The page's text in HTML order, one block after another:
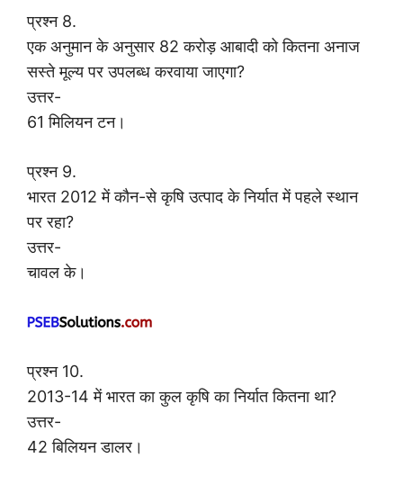
प्रश्न 8.
एक अनुमान के अनुसार 82 करोड़ आबादी को कितना अनाज
सस्ते मूल्य पर उपलब्ध करवाया जाएगा?
उत्तर-
61 मिलियन टन।
प्रश्न 9.
भारत 2012 में कौन-से कृषि उत्पाद के निर्यात में पहले स्थान
पर रहा?
उत्तर-
चावल के।
प्रश्न 10.
2013-14 में भारत का कुल कृषि का निर्यात कितना था?
उत्तर-
42 बिलियन डालर।